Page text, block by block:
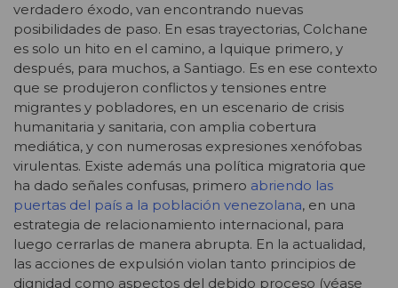
verdadero éxodo, van encontrando nuevas
posibilidades de paso. En esas trayectorias, Colchane
es solo un hito en el camino, a Iquique primero, y
después, para muchos, a Santiago. Es en ese contexto
que se produjeron conflictos y tensiones entre
migrantes y pobladores, en un escenario de crisis
humanitaria y sanitaria, con amplia cobertura
mediática, y con numerosas expresiones xenófobas
virulentas. Existe además una política migratoria que
ha dado señales confusas, primero abriendo las
puertas del país a la población venezolana, en una
estrategia de relacionamiento internacional, para
luego cerrarlas de manera abrupta. En la actualidad,
las acciones de expulsión violan tanto principios de
dignidad como aspectos del debido proceso (véase